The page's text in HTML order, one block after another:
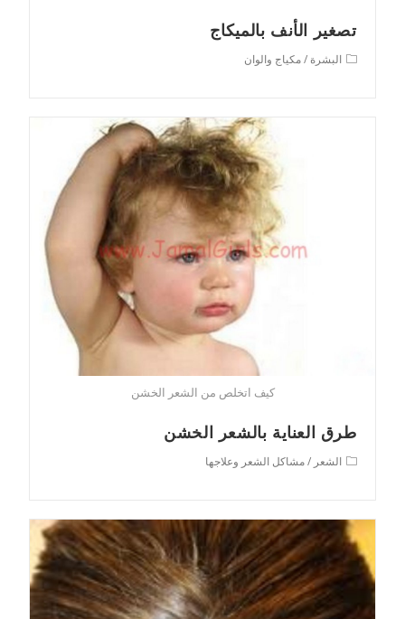
تصغير الأنف بالميكاج
Postالبشرة / مكياج والوان
كيف اتخلص من الشعر الخشن
طرق العناية بالشعر الخشن
Postالشعر / مشاكل الشعر وعلاجها